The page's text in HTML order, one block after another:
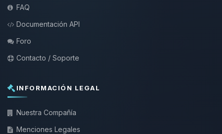
FAQ
Documentación API
Foro
Contacto / Soporte
INFORMACIÓN LEGAL
Nuestra Compañía
Menciones Legales